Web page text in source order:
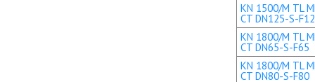
KN 1500/M TL
CT DN125-S-
KN 1800/M TL
CT DN65-S-F65
KN 1800/M TL
CT DN80-S-F80